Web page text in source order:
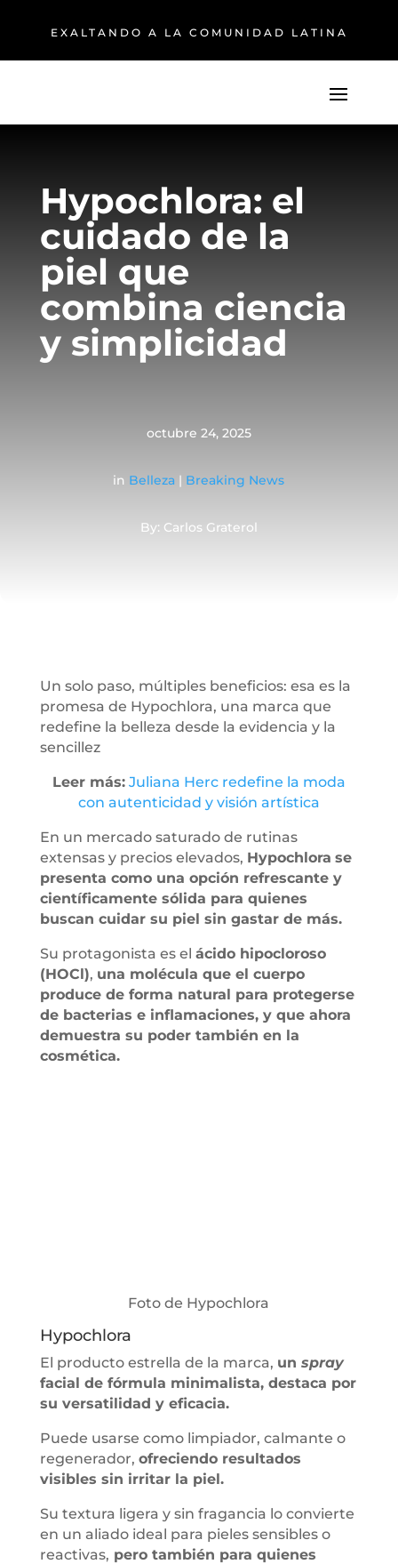
EXALTANDO A LA COMUNIDAD LATINA
Hypochlora: el
cuidado de la
piel que
combina ciencia
y simplicidad
octubre 24, 2025
in Belleza | Breaking News
By: Carlos Graterol
Un solo paso, múltiples beneficios: esa es la
promesa de Hypochlora, una marca que
redefine la belleza desde la evidencia y la
sencillez
Leer más: Juliana Herc redefine la moda
con autenticidad y visión artística
En un mercado saturado de rutinas
extensas y precios elevados, Hypochlora se
presenta como una opción refrescante y
científicamente sólida para quienes
buscan cuidar su piel sin gastar de más.
Su protagonista es el ácido hipocloroso
(HOCl), una molécula que el cuerpo
produce de forma natural para protegerse
de bacterias e inflamaciones, y que ahora
demuestra su poder también en la
cosmética.
Foto de Hypochlora
Hypochlora
El producto estrella de la marca, un spray
facial de fórmula minimalista, destaca por
su versatilidad y eficacia.
Puede usarse como limpiador, calmante o
regenerador, ofreciendo resultados
visibles sin irritar la piel.
Su textura ligera y sin fragancia lo convierte
en un aliado ideal para pieles sensibles o
reactivas, pero también para quienes